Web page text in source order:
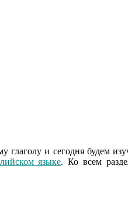
глаголу и сегодня будем
языке. Ко всем